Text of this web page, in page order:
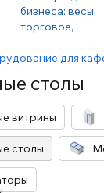
для
столы
витрины
столы